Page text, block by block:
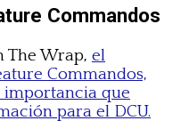
Commandos
The Wrap, el
Commandos,
importancia que
para el DCU.